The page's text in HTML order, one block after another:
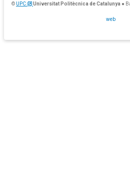
© UPC Universitat Politècnica de Catalunya ●
web